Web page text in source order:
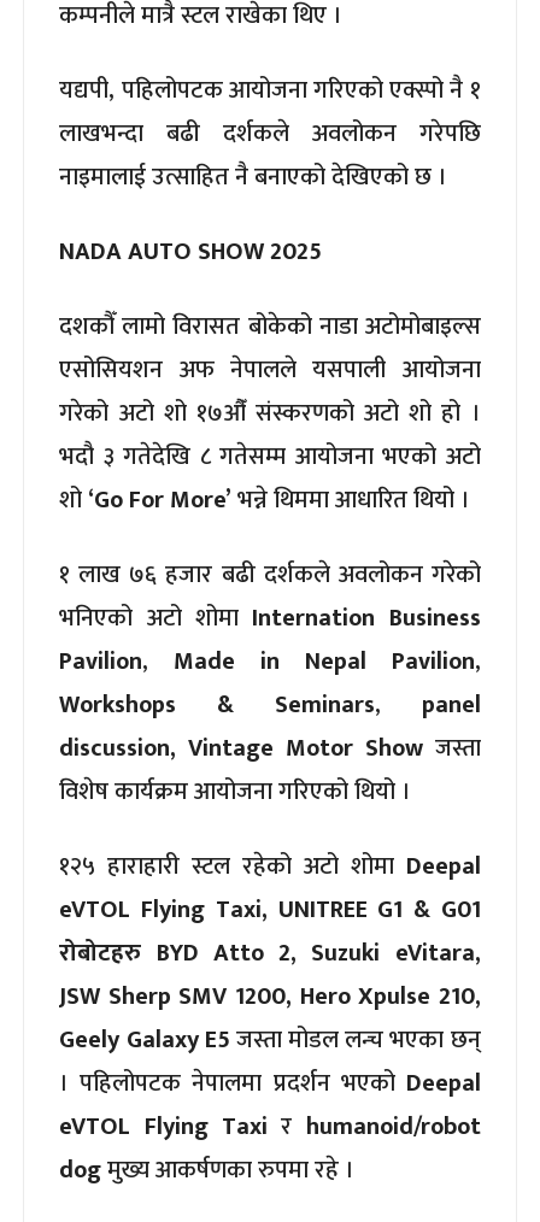
कम्पनीले मात्रै स्टल राखेका थिए ।
यद्यपी, पहिलोपटक आयोजना गरिएको एक्स्पो नै १
लाखभन्दा बढी दर्शकले अवलोकन गरेपछि
नाइमालाई उत्साहित नै बनाएको देखिएको छ ।
NADA AUTO SHOW 2025
दशकौँ लामो विरासत बोकेको नाडा अटोमोबाइल्स
एसोसियशन अफ नेपालले यसपाली आयोजना
गरेको अटो शो १७औँ संस्करणको अटो शो हो ।
भदौ ३ गतेदेखि ८ गतेसम्म आयोजना भएको अटो
शो‘Go For More’भन्ने थिममा आधारित थियो ।
१ लाख ७६ हजार बढी दर्शकले अवलोकन गरेको
भनिएको अटो शोमा Internation Business
Pavilion, Made in Nepal Pavilion,
Workshops & Seminars, panel
discussion, Vintage Motor Show जस्ता
विशेष कार्यक्रम आयोजना गरिएको थियो ।
१२५ हाराहारी स्टल रहेको अटो शोमा Deepal
eVTOL Flying Taxi, UNITREE G1 & G01
रोबोटहरु BYD Atto 2, Suzuki eVitara,
JSW Sherp SMV 1200, Hero Xpulse 210,
Geely Galaxy E5जस्ता मोडल लन्च भएका छन्
। पहिलोपटक नेपालमा प्रदर्शन भएको Deepal
eVTOL Flying Taxiर humanoid/robot
dogमुख्य आकर्षणका रुपमा रहे ।